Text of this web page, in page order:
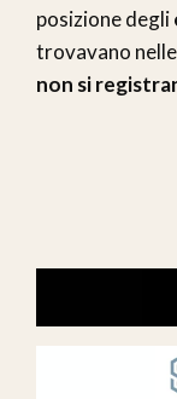
posizione degli
trovavano
non si